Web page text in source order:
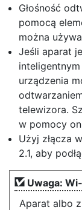
Głośność
pomocą
można
Jeśli aparat
urządzenia
telewizora.
w pomocy
Użyj złącza
2.1, aby
Uwaga:
Aparat albo